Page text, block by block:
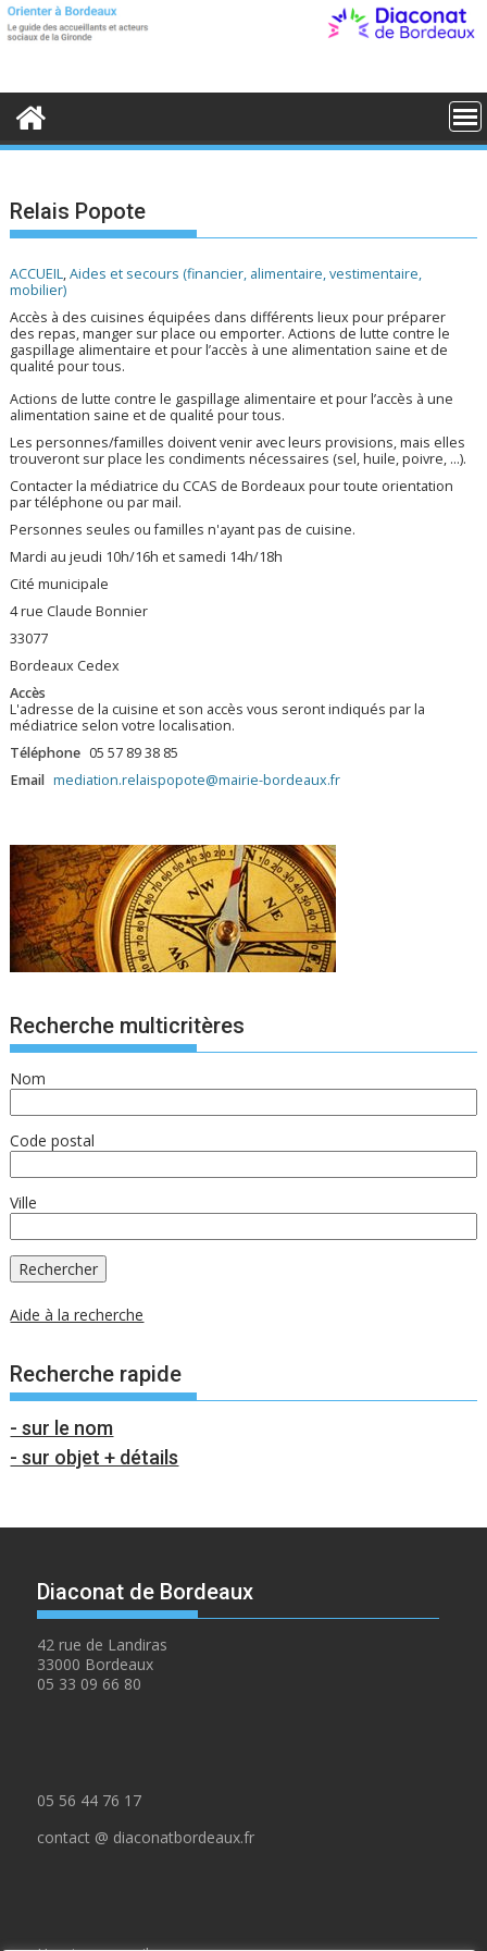
S
t
o
Relais Popote
ACCUEIL,Aides et secours (financier, alimentaire, vestimentaire,
mobilier)
Accès à des cuisines équipées dans différents lieux pour préparer
des repas, manger sur place ou emporter. Actions de lutte contre le
gaspillage alimentaire et pour l’accès à une alimentation saine et de
qualité pour tous.
Actions de lutte contre le gaspillage alimentaire et pour l’accès à une
alimentation saine et de qualité pour tous.
Les personnes/familles doivent venir avec leurs provisions, mais elles
trouveront sur place les condiments nécessaires (sel, huile, poivre, ...).
Contacter la médiatrice du CCAS de Bordeaux pour toute orientation
par téléphone ou par mail.
Personnes seules ou familles n'ayant pas de cuisine.
Mardi au jeudi 10h/16h et samedi 14h/18h
Cité municipale
4 rue Claude Bonnier
33077
Bordeaux Cedex
Accès
L'adresse de la cuisine et son accès vous seront indiqués par la
médiatrice selon votre localisation.
Téléphone 05 57 89 38 85
Email mediation.relaispopote@mairie-bordeaux.fr
Recherche multicritères
Nom
Code postal
Ville
Aide à la recherche
Recherche rapide
- sur le nom
- sur objet + détails
Diaconat de Bordeaux
42 rue de Landiras
33000 Bordeaux
05 33 09 66 80
05 56 44 76 17
contact @ diaconatbordeaux.fr